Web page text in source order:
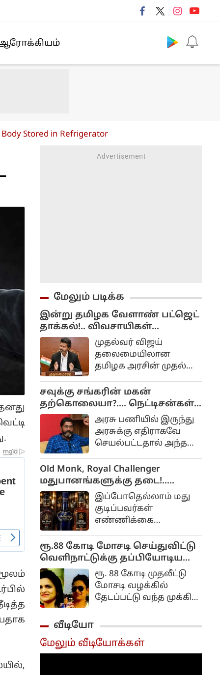
Stored in Refrigerator
மேலும் படிக்க
இன்று தமிழக வேளாண் பட்ஜெட்
தாக்கல்!.. விவசாயிகள்
எதிர்பார்ப்பு என்ன?..
முதல்வர் விஜய்
தலைமையிலான
தமிழக அரசின் முதல்
நிதியமைச்சர் மரிய
வில்சன் தாக்கல்
சவுக்கு சங்கரின் மகன்
தற்கொலையா?.... நெட்டிசன்கள்
ஷாக்!...
அரசு பணியில் இருந்து
அரசுக்கு எதிராகவே
செயல்பட்டதால் அந்த
சஸ்பெண்ட்
செய்யப்பட்டவர் சங்கர்.
Old Monk, Royal Challenger
மதுபானங்களுக்கு தடை!..
இந்திய உணவு பாதுகாப்பு
ஆணையம் அதிரடி.
இப்போதெல்லாம் மது
குடிப்பவர்கள்
எண்ணிக்கை
அதிகரித்துவிட்டது.
ரூ.88 கோடி மோசடி செய்துவிட்டு
வெளிநாட்டுக்கு தப்பியோடிய
பெண் கணவருடன் கைது...
சிபிஐ அதிரடி நடவடிக்கை...
ரூ. 88 கோடி முதலீட்டு
மோசடி வழக்கில்
தேடப்பட்டு வந்த முக்கிய
இந்தியாவுக்கு திருப்பி
அனுப்பப்பட்டுள்ளார்.
வீடியோ
மேலும் வீடியோக்கள்